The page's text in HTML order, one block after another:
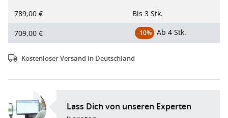
789,00 €
Bis 3 Stk.
709,00 € -10% Ab 4 Stk.
Kostenloser Versand in Deutschland
Lass Dich von unseren Experten